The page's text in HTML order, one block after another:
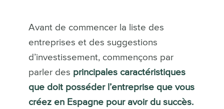
Avant de commencer la liste des
entreprises et des suggestions
d’investissement, commençons par
parler des principales caractéristiques
que doit posséder l’entreprise que vous
créez en Espagne pour avoir du succès.